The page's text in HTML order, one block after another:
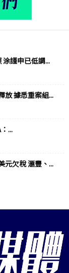
謹申已低調...
放 據悉重案組...
...
元欠稅 滙豐、...